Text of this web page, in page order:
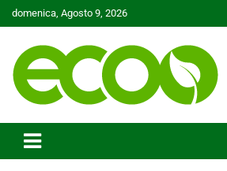
Skip
to
domenica, Agosto 9, 2026
Ecoo.it